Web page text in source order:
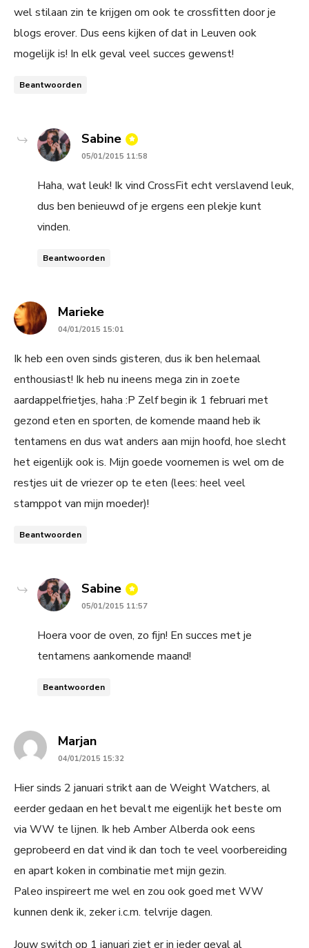
wel stilaan zin te krijgen om ook te crossfitten door je
blogs erover. Dus eens kijken of dat in Leuven ook
mogelijk is! In elk geval veel succes gewenst!
Beantwoorden
Sabine says:
05/01/2015 11:58
Haha, wat leuk! Ik vind CrossFit echt verslavend leuk,
dus ben benieuwd of je ergens een plekje kunt
vinden.
Beantwoorden
Mariekesays:
04/01/2015 15:01
Ik heb een oven sinds gisteren, dus ik ben helemaal
enthousiast! Ik heb nu ineens mega zin in zoete
aardappelfrietjes, haha :P Zelf begin ik 1 februari met
gezond eten en sporten, de komende maand heb ik
tentamens en dus wat anders aan mijn hoofd, hoe slecht
het eigenlijk ook is. Mijn goede voornemen is wel om de
restjes uit de vriezer op te eten (lees: heel veel
stamppot van mijn moeder)!
Beantwoorden
Sabine says:
05/01/2015 11:57
Hoera voor de oven, zo fijn! En succes met je
tentamens aankomende maand!
Beantwoorden
Marjansays:
04/01/2015 15:32
Hier sinds 2 januari strikt aan de Weight Watchers, al
eerder gedaan en het bevalt me eigenlijk het beste om
via WW te lijnen. Ik heb Amber Alberda ook eens
geprobeerd en dat vind ik dan toch te veel voorbereiding
en apart koken in combinatie met mijn gezin.
Paleo inspireert me wel en zou ook goed met WW
kunnen denk ik, zeker i.c.m. telvrije dagen.
Jouw switch op 1 januari ziet er in ieder geval al